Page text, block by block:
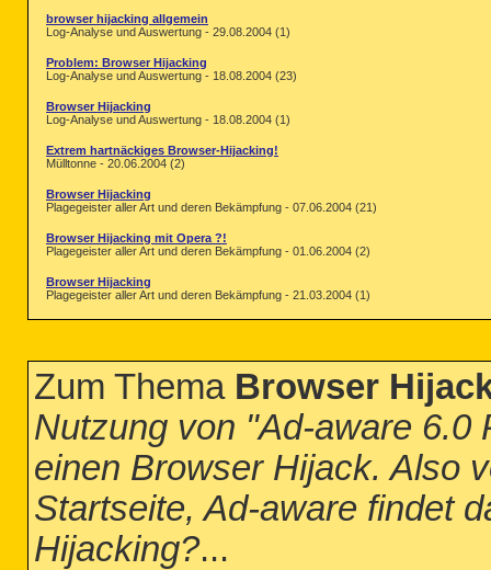
browser hijacking allgemein
Log-Analyse und Auswertung - 29.08.2004 (1)
Problem: Browser Hijacking
Log-Analyse und Auswertung - 18.08.2004 (23)
Browser Hijacking
Log-Analyse und Auswertung - 18.08.2004 (1)
Extrem hartnäckiges Browser-Hijacking!
Mülltonne - 20.06.2004 (2)
Browser Hijacking
Plagegeister aller Art und deren Bekämpfung - 07.06.2004 (21)
Browser Hijacking mit Opera ?!
Plagegeister aller Art und deren Bekämpfung - 01.06.2004 (2)
Browser Hijacking
Plagegeister aller Art und deren Bekämpfung - 21.03.2004 (1)
Zum Thema Browser
Nutzung von "Ad-aware 6.0
einen Browser Hijack. Also
Startseite, Ad-aware findet
Hijacking?...